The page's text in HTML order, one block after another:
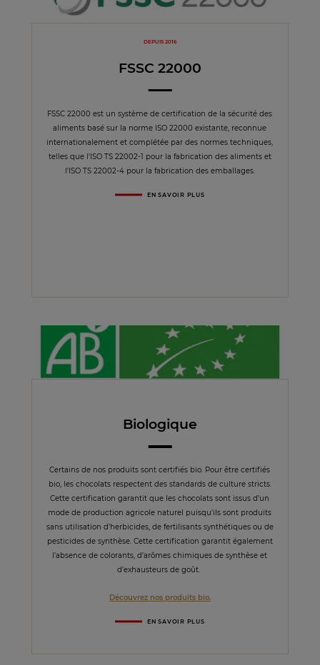
DEPUIS 2016
FSSC 22000
FSSC 22000 est un système de certification de la sécurité des
aliments basé sur la norme ISO 22000 existante, reconnue
internationalement et complétée par des normes techniques,
telles que l'ISO TS 22002-1 pour la fabrication des aliments et
l'ISO TS 22002-4 pour la fabrication des emballages.
EN SAVOIR PLUS
Biologique
Certains de nos produits sont certifiés bio. Pour être certifiés
bio, les chocolats respectent des standards de culture stricts.
Cette certification garantit que les chocolats sont issus d’un
mode de production agricole naturel puisqu’ils sont produits
sans utilisation d’herbicides, de fertilisants synthétiques ou de
pesticides de synthèse. Cette certification garantit également
l’absence de colorants, d’arômes chimiques de synthèse et
d’exhausteurs de goût.
Découvrez nos produits bio.
EN SAVOIR PLUS